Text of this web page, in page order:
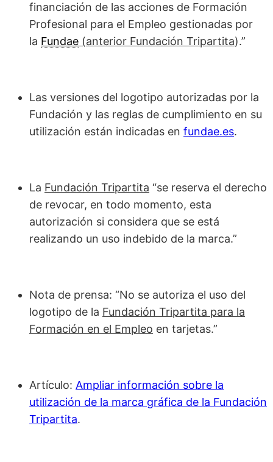
financiación de las acciones de Formación
Profesional para el Empleo gestionadas por
la Fundae (anterior Fundación Tripartita).”
Las versiones del logotipo autorizadas por la
Fundación y las reglas de cumplimiento en su
utilización están indicadas en fundae.es.
La Fundación Tripartita “se reserva el derecho
de revocar, en todo momento, esta
autorización si considera que se está
realizando un uso indebido de la marca.”
Nota de prensa: “No se autoriza el uso del
logotipo de la Fundación Tripartita para la
Formación en el Empleo en tarjetas.”
Artículo: Ampliar información sobre la
utilización de la marca gráfica de la Fundación
Tripartita.